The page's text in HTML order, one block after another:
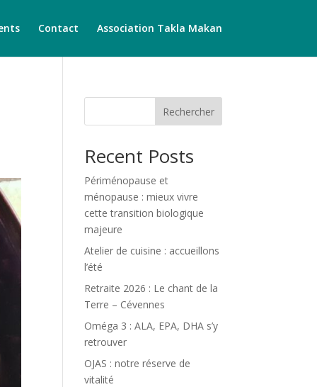
Contact Association Takla Makan
Rechercher
Recent Posts
Périménopause et
ménopause : mieux vivre
cette transition biologique
majeure
Atelier de cuisine : accueillons
l’été
Retraite 2026 : Le chant de la
Terre – Cévennes
Oméga 3 : ALA, EPA, DHA s’y
retrouver
OJAS : notre réserve de
vitalité